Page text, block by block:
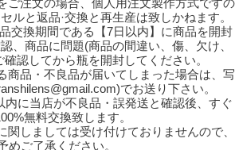
ご注文の場合、個人用注文製作方式ですの
ルと返品·交換と再生産は致しかねます。
交換期間である【7日以内】に商品を開封
、商品に問題(商品の間違い、傷、欠け、
認してから瓶を開封してください。
商品・不良品が届いてしまった場合は、写
でお送り下さい。
内に当店が不良品・誤発送と確認後、すぐ
無料交換致します。
しましては受け付けておりませんので、
めご了承ください。